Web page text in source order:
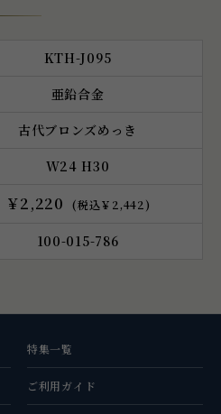
KTH-J095
亜鉛合金
古代ブロンズめっき
W24 H30
￥2,220 (税込￥2,442)
100-015-786
特集一覧
ご利用ガイド